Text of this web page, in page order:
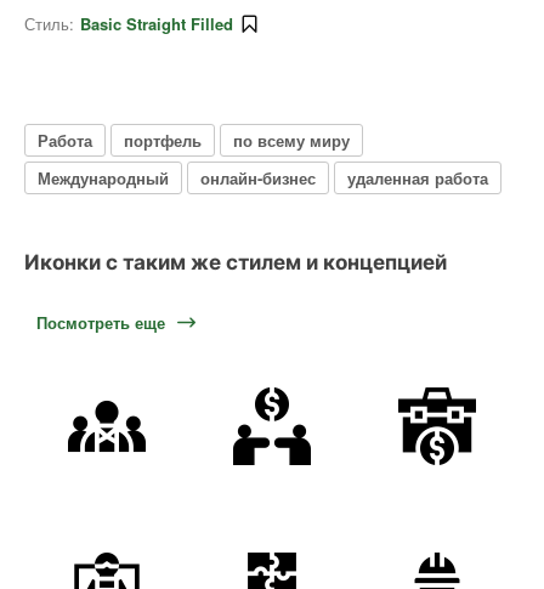
Стиль: Basic Straight Filled
Работа портфель
по всему миру
Международный
онлайн-бизнес удаленная работа
Иконки с таким же стилем и концепцией
Посмотреть еще